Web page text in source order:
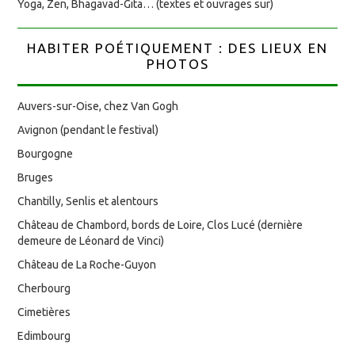
Yoga, Zen, Bhagavad-Gita… (textes et ouvrages sur)
HABITER POÉTIQUEMENT : DES LIEUX EN
PHOTOS
Auvers-sur-Oise, chez Van Gogh
Avignon (pendant le festival)
Bourgogne
Bruges
Chantilly, Senlis et alentours
Château de Chambord, bords de Loire, Clos Lucé (dernière
demeure de Léonard de Vinci)
Château de La Roche-Guyon
Cherbourg
Cimetières
Edimbourg